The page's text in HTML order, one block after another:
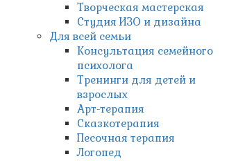
Творческая мастерская
Студия ИЗО и дизайна
Для всей семьи
Консультация семейного
психолога
Тренинги для детей и
взрослых
Арт-терапия
Сказкотерапия
Песочная терапия
Логопед